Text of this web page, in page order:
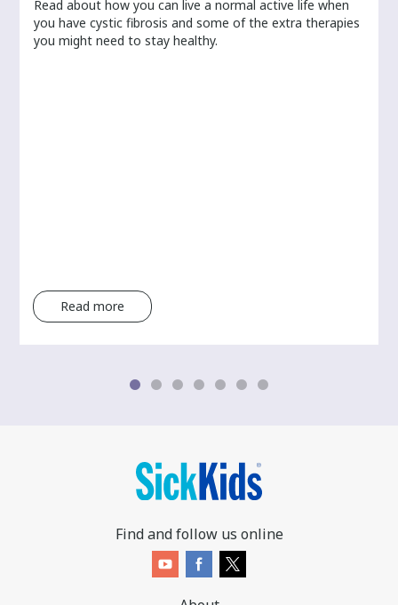
​Read about how you can live a normal active life when
you have cystic fibrosis and some of the extra therapies
you might need to stay healthy.
Read more
Find and follow us online